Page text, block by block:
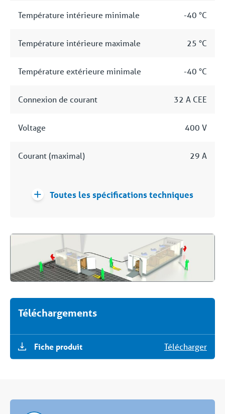
Téléchargements
Fiche produit Télécharger
Température intérieure minimale -40 °C
Température intérieure maximale 25 °C
Température extérieure minimale -40 °C
Connexion de courant 32 A CEE
Voltage 400 V
Courant (maximal) 29 A
Toutes les spécifications techniques